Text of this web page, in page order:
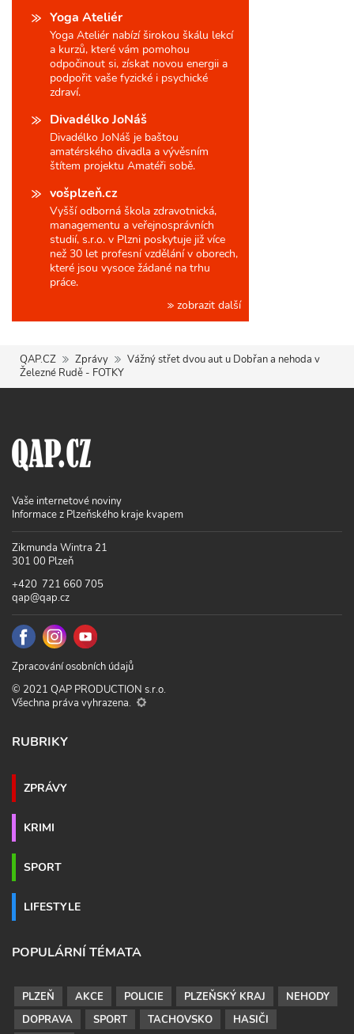
Yoga Ateliér
Yoga Ateliér nabízí širokou škálu lekcí
a kurzů, které vám pomohou
odpočinout si, získat novou energii a
podpořit vaše fyzické i psychické
zdraví.
Divadélko JoNáš
Divadélko JoNáš je baštou
amatérského divadla a vývěsním
štítem projektu Amatéři sobě.
vošplzeň.cz
Vyšší odborná škola zdravotnická,
managementu a veřejnosprávních
studií, s.r.o. v Plzni poskytuje již více
než 30 let profesní vzdělání v oborech,
které jsou vysoce žádané na trhu
práce.
zobrazit další
QAP.CZ Zprávy
Vážný střet dvou aut u Dobřan a nehoda v
Železné Rudě - FOTKY
Vaše internetové noviny
Informace z Plzeňského kraje kvapem
Zikmunda Wintra 21
301 00 Plzeň
+420 721 660 705
qap@qap.cz
Zpracování osobních údajů
© 2021 QAP PRODUCTION s.r.o.
Všechna práva vyhrazena.
RUBRIKY
ZPRÁVY
KRIMI
SPORT
LIFESTYLE
POPULÁRNÍ TÉMATA
PLZEŇ AKCE POLICIE PLZEŇSKÝ KRAJ
NEHODY
DOPRAVA
SPORT TACHOVSKO HASIČI